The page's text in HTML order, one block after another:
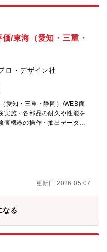
/東海（愛知・三重・
ロ・デザイン社
愛知・三重・静岡）/WEB面
実施・各部品の耐久や性能を
査機器の操作・抽出データま
更新日 2026.05.07
なる